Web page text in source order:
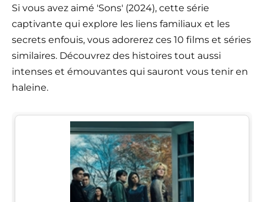
Si vous avez aimé 'Sons' (2024), cette série
captivante qui explore les liens familiaux et les
secrets enfouis, vous adorerez ces 10 films et séries
similaires. Découvrez des histoires tout aussi
intenses et émouvantes qui sauront vous tenir en
haleine.